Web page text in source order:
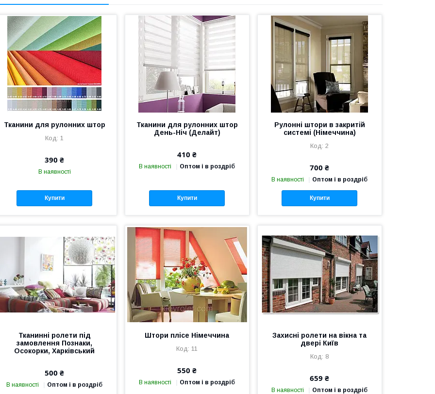
Тканини для рулонних штор
1
390 ₴
В наявності
Купити
Тканини для рулонних штор
День-Ніч (Делайт)
410 ₴
В наявності Оптом і в роздріб
Купити
Рулонні штори в закритій
системі (Німеччина)
2
700 ₴
В наявності Оптом і в роздріб
Купити
Тканинні ролети під
замовлення Познаки,
Осокорки, Харківський
500 ₴
В наявності Оптом і в роздріб
Штори плісе Німеччина
11
550 ₴
В наявності Оптом і в роздріб
Захисні ролети на вікна та
двері Київ
8
659 ₴
В наявності Оптом і в роздріб